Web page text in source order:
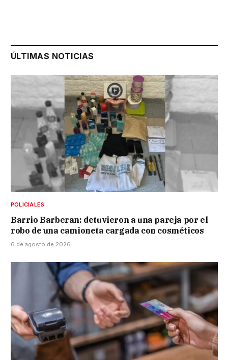
ÚLTIMAS NOTICIAS
POLICIALES
Barrio Barberan: detuvieron a una pareja por el
robo de una camioneta cargada con cosméticos
6 de agosto de 2026